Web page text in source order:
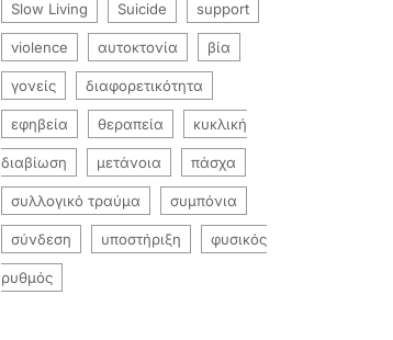
Slow Living Suicide support
violence αυτοκτονία βία
γονείς διαφορετικότητα
εφηβεία θεραπεία κυκλική
διαβίωση μετάνοια πάσχα
συλλογικό τραύμα συμπόνια
σύνδεση υποστήριξη φυσικός
ρυθμός